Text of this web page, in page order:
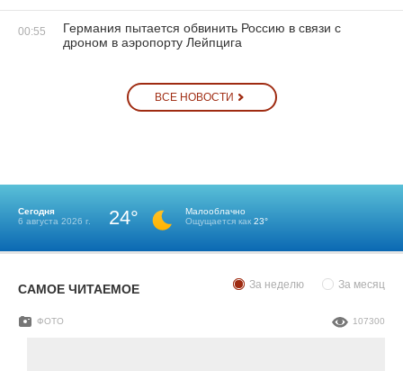
00:55
Германия пытается обвинить Россию в связи с
дроном в аэропорту Лейпцига
ВСЕ НОВОСТИ
Сегодня
6 августа 2026 г.
24°
Малооблачно
Ощущается как 23°
САМОЕ ЧИТАЕМОЕ За неделю За месяц
ФОТО 107300